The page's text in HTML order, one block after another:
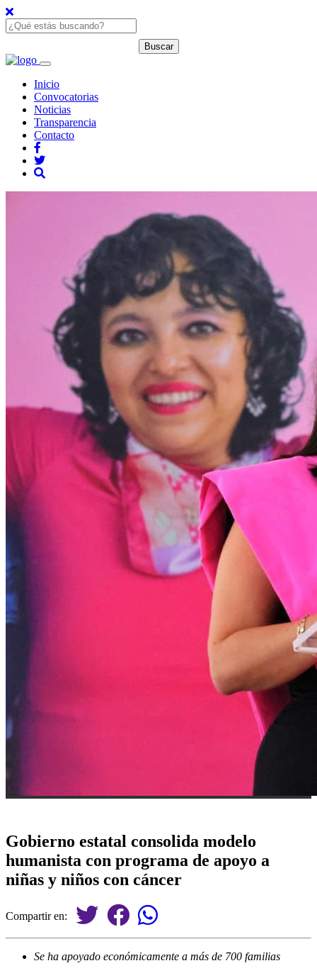
Inicio
Convocatorias
Noticias
Transparencia
Contacto
Gobierno estatal consolida modelo
humanista con programa de apoyo a
niñas y niños con cáncer
Compartir en:
Se ha apoyado económicamente a más de 700 familias